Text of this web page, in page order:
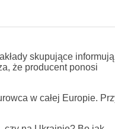
skupujące
że producent ponosi
w całej Europie.